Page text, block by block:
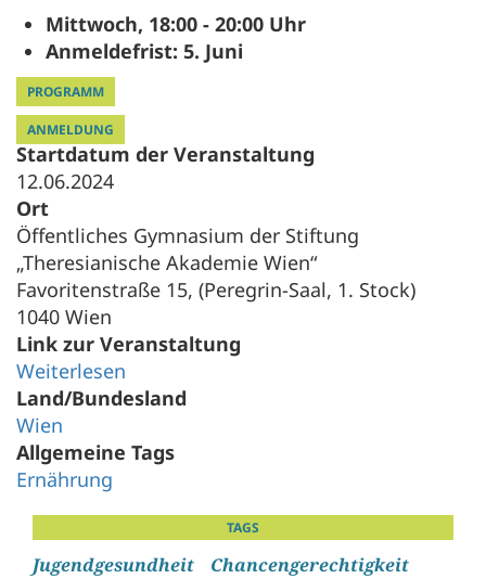
Mittwoch, 18:00 - 20:00 Uhr
Anmeldefrist: 5. Juni
PROGRAMM
ANMELDUNG
Startdatum der Veranstaltung
12.06.2024
Ort
Öffentliches Gymnasium der Stiftung
„Theresianische Akademie Wien“
Favoritenstraße 15, (Peregrin-Saal, 1. Stock)
1040 Wien
Link zur Veranstaltung
Weiterlesen
Land/Bundesland
Wien
Allgemeine Tags
Ernährung
TAGS
Jugendgesundheit Chancengerechtigkeit